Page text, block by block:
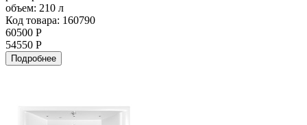
объем: 210 л
Код товара: 160790
60500 Р
54550 Р
Подробнее